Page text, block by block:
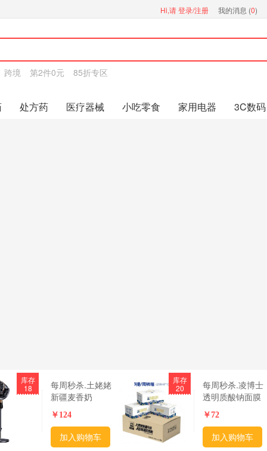
Hi,请登录/注册 我的消息 (0)
跨境 第2件0元 85折专区
处方药 医疗器械 小吃零食 家用电器
3C数码
库存
18
每周秒杀.土姥姥
新疆麦香奶
200ML*10盒*3提
偏远地区（含海
南、新疆、西藏、
内蒙古、甘肃、青
￥ 124
库存
20
加入购物车
每周秒杀.凌博士
透明质酸钠面膜
28ml*5张/盒*2盒
全分子量玻尿酸
水 舒颜水光 偏远
地区（含海南、
￥72
加入购物车